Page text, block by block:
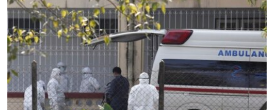
ကျော်
ကြည့်
ရန်
ပင်မ
အ
ညွန်း
စာမျက်နှာ
အမေရိကန်သုံးအီဒီယံ
မကြေးမုံရဲ့ အင်္ဂလိပ်စာ
ရုပ်ရှင်ထဲက အင်္ဂလိပ်စာ
သုတပဒေသာ အင်္ဂလိပ်စာ
အပတ်စဉ်ကဏ္ဍများ
ရေဒီယို
တီဗွီ
ရေဒီယိုနှင့်ရုပ်သံ အချက်အလက်များ
ရေဒီယို/တီဗွီအစီအစဉ်
Learning English